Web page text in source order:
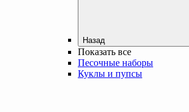
Назад
Показать все
Песочные наборы
Куклы и пупсы